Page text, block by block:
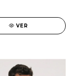
VER